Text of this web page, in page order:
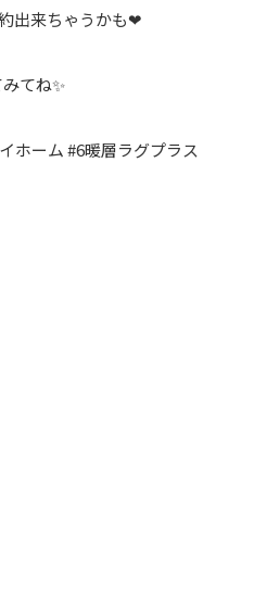
出来ちゃうかも❤︎
てね✨
ホーム #6暖層ラグプラス